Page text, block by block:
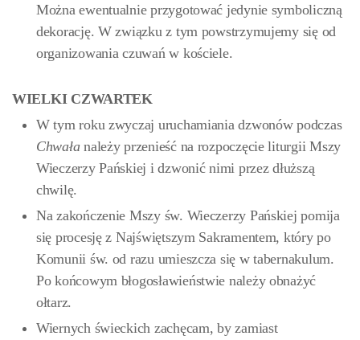
Można ewentualnie przygotować jedynie symboliczną
dekorację. W związku z tym powstrzymujemy się od
organizowania czuwań w kościele.
WIELKI CZWARTEK
W tym roku zwyczaj uruchamiania dzwonów podczas
Chwałanależy przenieść na rozpoczęcie liturgii Mszy
Wieczerzy Pańskiej i dzwonić nimi przez dłuższą
chwilę.
Na zakończenie Mszy św. Wieczerzy Pańskiej pomija
się procesję z Najświętszym Sakramentem, który po
Komunii św. od razu umieszcza się w tabernakulum.
Po końcowym błogosławieństwie należy obnażyć
ołtarz.
Wiernych świeckich zachęcam, by zamiast